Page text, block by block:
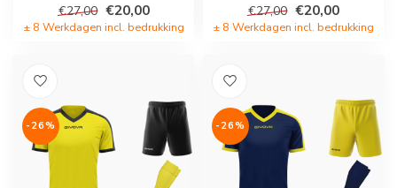
€27,00 €20,00
± 8 Werkdagen incl. bedrukking
€27,00 €20,00
± 8 Werkdagen incl. bedrukking
-26% -26%